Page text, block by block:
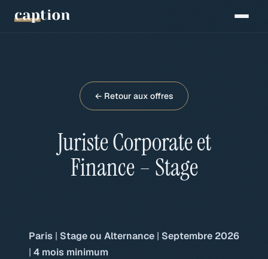
← Retour aux offres
Juriste Corporate et
Finance – Stage
Paris | Stage ou Alternance | Septembre 2026
| 4 mois minimum